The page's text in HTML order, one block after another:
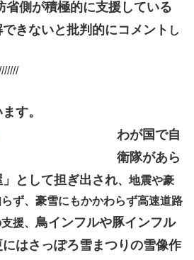
省側が積極的に支援している
きないと批判的にコメント し
す。
わが国で自
衛隊があら
として担ぎ出され、地震や豪
ず、豪雪にもかかわらず高速道路
援、 鳥インフルや豚インフル
はさっぽろ雪まつりの雪像作